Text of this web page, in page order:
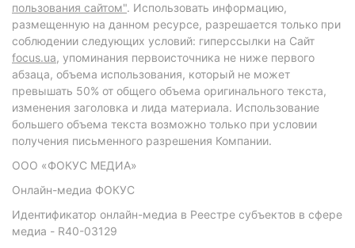
пользования сайтом". Использовать информацию,
размещенную на данном ресурсе, разрешается только при
соблюдении следующих условий: гиперссылки на Сайт
focus.ua, упоминания первоисточника не ниже первого
абзаца, объема использования, который не может
превышать 50% от общего объема оригинального текста,
изменения заголовка и лида материала. Использование
большего объема текста возможно только при условии
получения письменного разрешения Компании.
ООО «ФОКУС МЕДИА»
Онлайн-медиа ФОКУС
Идентификатор онлайн-медиа в Реестре субъектов в сфере
медиа - R40-03129